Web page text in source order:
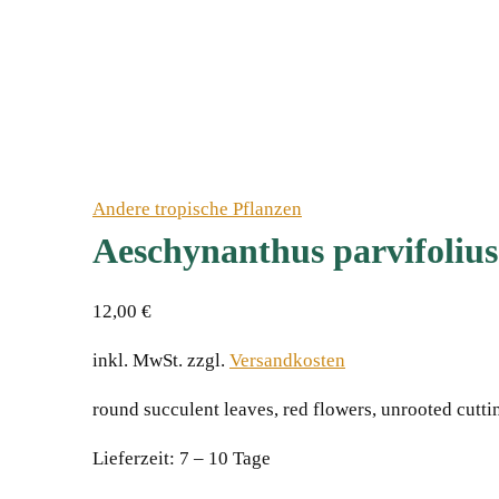
Andere tropische Pflanzen
Aeschynanthus parvifolius
12,00 €
inkl. MwSt. zzgl. Versandkosten
round succulent leaves, red flowers, unrooted
Lieferzeit: 7 – 10 Tage